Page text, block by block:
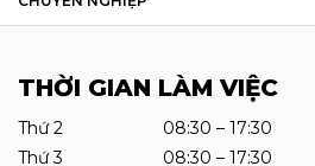
THỜI GIAN LÀM VIỆC
Thứ 2 08:30 – 17:30
Thứ 3 08:30 – 17:30